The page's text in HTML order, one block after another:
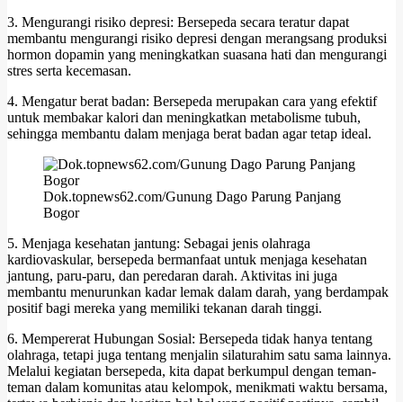
3. Mengurangi risiko depresi: Bersepeda secara teratur dapat
membantu mengurangi risiko depresi dengan merangsang produksi
hormon dopamin yang meningkatkan suasana hati dan mengurangi
stres serta kecemasan.
4. Mengatur berat badan: Bersepeda merupakan cara yang efektif
untuk membakar kalori dan meningkatkan metabolisme tubuh,
sehingga membantu dalam menjaga berat badan agar tetap ideal.
Dok.topnews62.com/Gunung Dago Parung Panjang
Bogor
5. Menjaga kesehatan jantung: Sebagai jenis olahraga
kardiovaskular, bersepeda bermanfaat untuk menjaga kesehatan
jantung, paru-paru, dan peredaran darah. Aktivitas ini juga
membantu menurunkan kadar lemak dalam darah, yang berdampak
positif bagi mereka yang memiliki tekanan darah tinggi.
6. Mempererat Hubungan Sosial: Bersepeda tidak hanya tentang
olahraga, tetapi juga tentang menjalin silaturahim satu sama lainnya.
Melalui kegiatan bersepeda, kita dapat berkumpul dengan teman-
teman dalam komunitas atau kelompok, menikmati waktu bersama,